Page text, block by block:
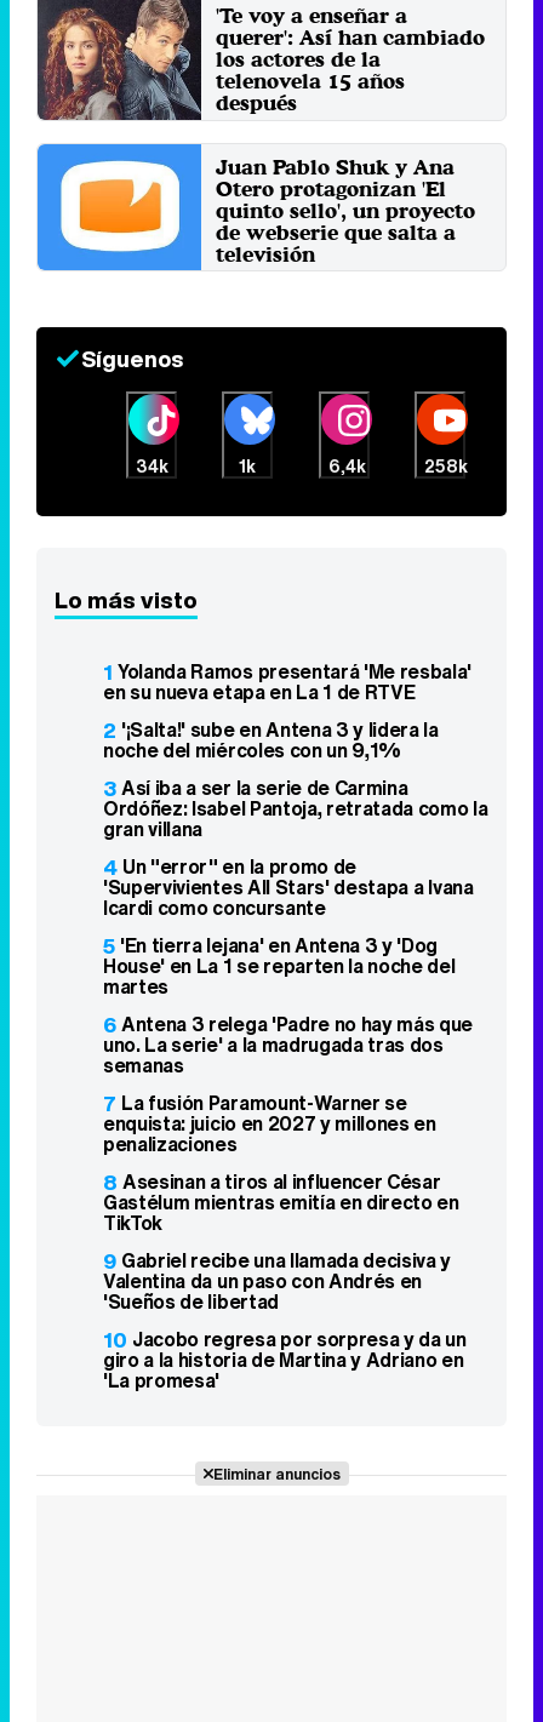
'Te voy a enseñar a
querer': Así han cambiado
los actores de la
telenovela 15 años
después
Martes 30 Julio 2019 10:30
Juan Pablo Shuk y Ana
Otero protagonizan 'El
quinto sello', un proyecto
de webserie que salta a
televisión
Lunes 6 Agosto 2012 21:00
Síguenos
34k 1k 6,4k 258k
Lo más visto
1 Yolanda Ramos presentará 'Me resbala'
en su nueva etapa en La 1 de RTVE
2 '¡Salta!' sube en Antena 3 y lidera la
noche del miércoles con un 9,1%
3Así iba a ser la serie de Carmina
Ordóñez: Isabel Pantoja, retratada como la
gran villana
4 Un "error" en la promo de
'Supervivientes All Stars' destapa a Ivana
Icardi como concursante
5 'En tierra lejana' en Antena 3 y 'Dog
House' en La 1 se reparten la noche del
martes
6Antena 3 relega 'Padre no hay más que
uno. La serie' a la madrugada tras dos
semanas
7 La fusión Paramount-Warner se
enquista: juicio en 2027 y millones en
penalizaciones
8 Asesinan a tiros al influencer César
Gastélum mientras emitía en directo en
TikTok
9 Gabriel recibe una llamada decisiva y
Valentina da un paso con Andrés en
'Sueños de libertad
10 Jacobo regresa por sorpresa y da un
giro a la historia de Martina y Adriano en
'La promesa'
Eliminar anuncios